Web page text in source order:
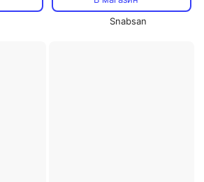
Snabsan